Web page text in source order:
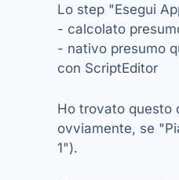
Lo step "Esegui
- calcolato
- nativo presumo
con ScriptEditor
Ho trovato questo
ovviamente, se
1").